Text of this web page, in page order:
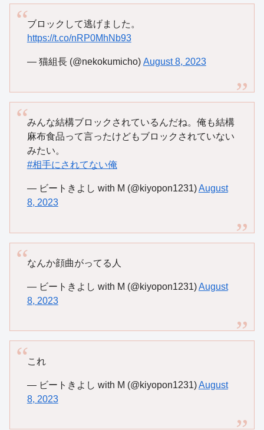
ブロックして逃げました。
https://t.co/nRP0MhNb93
— 猫組長 (@nekokumicho) August 8, 2023
みんな結構ブロックされているんだね。俺も結構
麻布食品って言ったけどもブロックされていない
みたい。
#相手にされてない俺
— ビートきよし with M (@kiyopon1231)August
8, 2023
なんか顔曲がってる人
— ビートきよし with M (@kiyopon1231)August
8, 2023
これ
— ビートきよし with M (@kiyopon1231)August
8, 2023